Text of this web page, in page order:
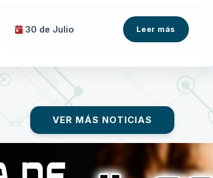
30 de Julio Leer más
VER MÁS NOTICIAS